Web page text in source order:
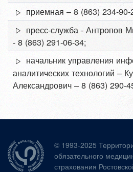
приемная – 8 (863) 234-90-
пресс-служба - Антропов
- 8 (863) 291-06-34;
начальник управления
аналитических технологий –
Александрович – 8 (863) 290-
© 1993-2025
обязательного
страхования